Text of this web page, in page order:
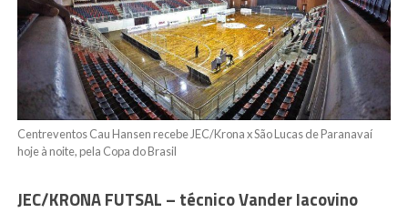
Centreventos Cau Hansen recebe JEC/Krona x São Lucas de Paranavaí
hoje à noite, pela Copa do Brasil
JEC/KRONA FUTSAL – técnico Vander Iacovino